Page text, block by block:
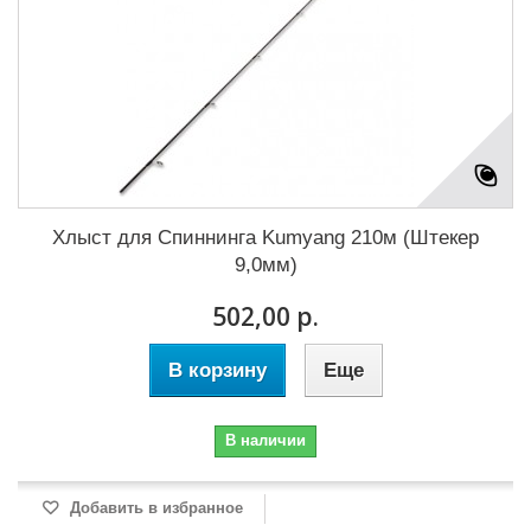
Хлыст для Cпиннинга Kumyang 210м (Штекер
9,0мм)
502,00 р.
В корзину Еще
В наличии
Добавить в избранное